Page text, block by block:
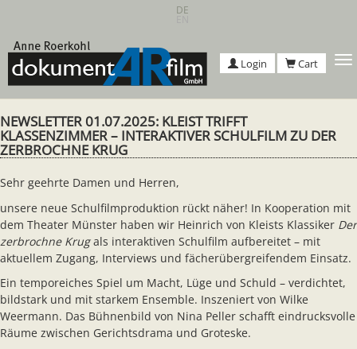
main
content
DE
Login Cart
NEWSLETTER 01.07.2025: KLEIST TRIFFT
KLASSENZIMMER – INTERAKTIVER SCHULFILM ZU DER
ZERBROCHNE KRUG
Sehr geehrte Damen und Herren,
unsere neue Schulfilmproduktion rückt näher! In Kooperation mit
dem Theater Münster haben wir Heinrich von Kleists Klassiker Der
zerbrochne Krugals interaktiven Schulfilm aufbereitet – mit
aktuellem Zugang, Interviews und fächerübergreifendem Einsatz.
Ein temporeiches Spiel um Macht, Lüge und Schuld – verdichtet,
bildstark und mit starkem Ensemble. Inszeniert von Wilke
Weermann. Das Bühnenbild von Nina Peller schafft eindrucksvolle
Räume zwischen Gerichtsdrama und Groteske.